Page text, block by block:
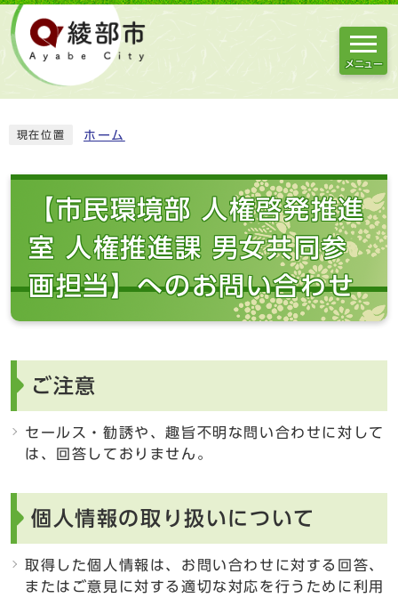
メニュー
現在位置 ホーム
【市民環境部 人権啓発推進
室 人権推進課 男女共同参
画担当】へのお問い合わせ
ご注意
セールス・勧誘や、趣旨不明な問い合わせに対して
は、回答しておりません。
個人情報の取り扱いについて
取得した個人情報は、お問い合わせに対する回答、
またはご意見に対する適切な対応を行うために利用